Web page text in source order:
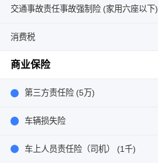
交通事故责任事故强制险 (家用六座以下)
消费税
商业保险
第三方责任险 (5万)
车辆损失险
车上人员责任险（司机） (1千)